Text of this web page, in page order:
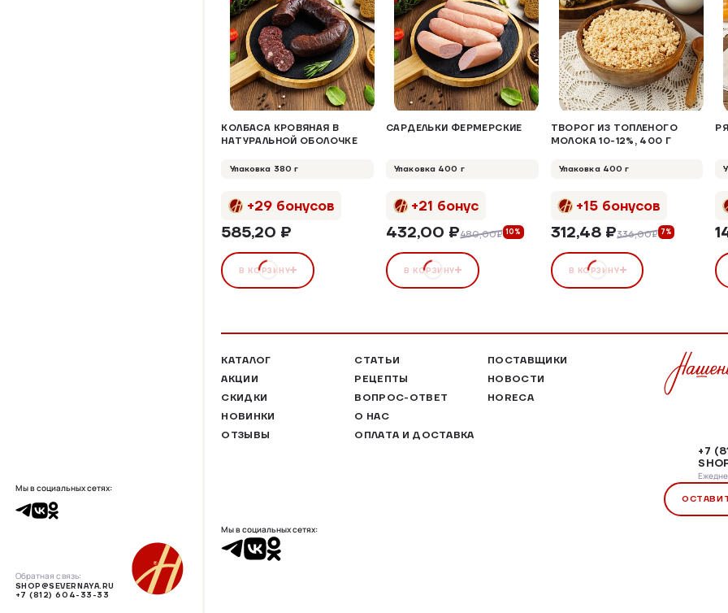
Мы в социальных сетях:
Обратная связь:
SHOP@SEVERNAYA.RU
+7 (812) 604-33-33
КОЛБАСА КРОВЯНАЯ В
НАТУРАЛЬНОЙ ОБОЛОЧКЕ
Упаковка 380 г
+29 бонусов
585,20 ₽
В КОРЗИНУ
САРДЕЛЬКИ ФЕРМЕРСКИЕ
Упаковка 400 г
+21 бонус
432,00 ₽480,00₽ 10%
В КОРЗИНУ
ТВОРОГ ИЗ ТОПЛЕНОГО
МОЛОКА 10-12%, 400 Г
Упаковка 400 г
+15 бонусов
312,48 ₽336,00₽ 7%
В КОРЗИНУ
КАТАЛОГ
АКЦИИ
СКИДКИ
НОВИНКИ
ОТЗЫВЫ
СТАТЬИ
РЕЦЕПТЫ
ВОПРОС-ОТВЕТ
О НАС
ОПЛАТА И ДОСТАВКА
ПОСТАВЩИКИ
НОВОСТИ
HORECA
Мы в социальных сетях:
+7